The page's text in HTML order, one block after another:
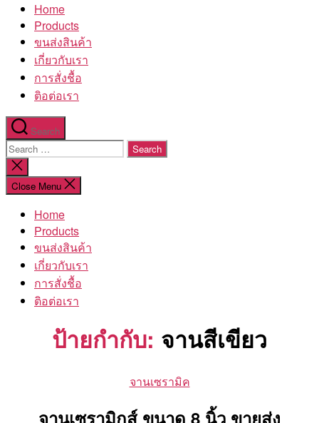
โรงงานHome
Products
ขนส่งสินค้า
เกี่ยวกับเรา
การสั่งชื้อ
ติอต่อเรา
Search
Search
for:
Close
search
Close Menu
Home
Products
ขนส่งสินค้า
เกี่ยวกับเรา
การสั่งชื้อ
ติอต่อเรา
ป้ายกำกับ: จานสีเขียว
Categories
จานเซรามิค